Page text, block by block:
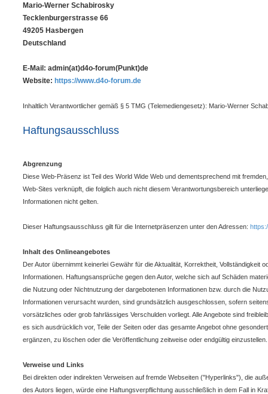
Mario-Werner Schabirosky
Tecklenburgerstrasse 66
49205 Hasbergen
Deutschland
E-Mail: admin(at)d4o-forum(Punkt)de
Website: https://www.d4o-forum.de
Inhaltlich Verantwortlicher gemäß § 5 TMG (Telemediengesetz): Mario-Werner
Haftungsausschluss
Abgrenzung
Diese Web-Präsenz ist Teil des World Wide Web und dementsprechend mit
Web-Sites verknüpft, die folglich auch nicht diesem Verantwortungsbereich
Informationen nicht gelten.
Dieser Haftungsausschluss gilt für die Internetpräsenzen unter den Adressen:
Inhalt des Onlineangebotes
Der Autor übernimmt keinerlei Gewähr für die Aktualität, Korrektheit, Vollständigkeit
Informationen. Haftungsansprüche gegen den Autor, welche sich auf Schäden
die Nutzung oder Nichtnutzung der dargebotenen Informationen bzw. durch die
Informationen verursacht wurden, sind grundsätzlich ausgeschlossen, sofern
vorsätzliches oder grob fahrlässiges Verschulden vorliegt. Alle Angebote sind
es sich ausdrücklich vor, Teile der Seiten oder das gesamte Angebot ohne
ergänzen, zu löschen oder die Veröffentlichung zeitweise oder endgültig einzustellen.
Verweise und Links
Bei direkten oder indirekten Verweisen auf fremde Webseiten ("Hyperlinks"), die
des Autors liegen, würde eine Haftungsverpflichtung ausschließlich in dem Fall in